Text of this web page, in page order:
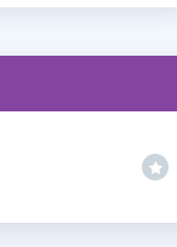
İngilizce